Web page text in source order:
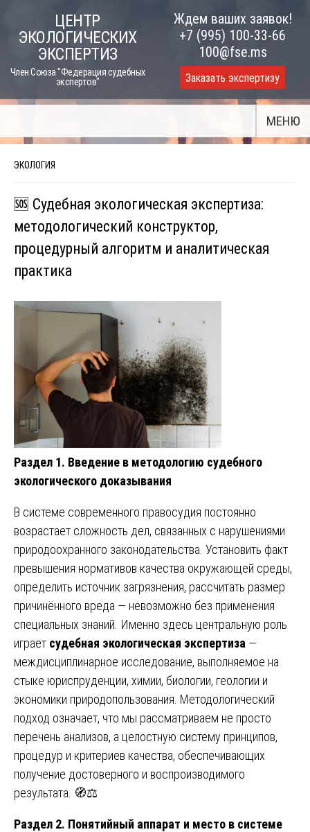
content
ЦЕНТР
ЭКОЛОГИЧЕСКИХ
ЭКСПЕРТИЗ
Член Союза "Федерация судебных
экспертов"
Ждем ваших заявок!
+7 (995) 100-33-66
100@fse.ms
Заказать экспертизу
МЕНЮ
ЭКОЛОГИЯ
🆘 Судебная экологическая экспертиза:
методологический конструктор,
процедурный алгоритм и аналитическая
практика
Раздел 1. Введение в методологию судебного
экологического доказывания
В системе современного правосудия постоянно
возрастает сложность дел, связанных с нарушениями
природоохранного законодательства. Установить факт
превышения нормативов качества окружающей среды,
определить источник загрязнения, рассчитать размер
причинённого вреда — невозможно без применения
специальных знаний. Именно здесь центральную роль
играет судебная экологическая экспертиза —
междисциплинарное исследование, выполняемое на
стыке юриспруденции, химии, биологии, геологии и
экономики природопользования. Методологический
подход означает, что мы рассматриваем не просто
перечень анализов, а целостную систему принципов,
процедур и критериев качества, обеспечивающих
получение достоверного и воспроизводимого
результата. 🧭⚖️
Раздел 2. Понятийный аппарат и место в системе